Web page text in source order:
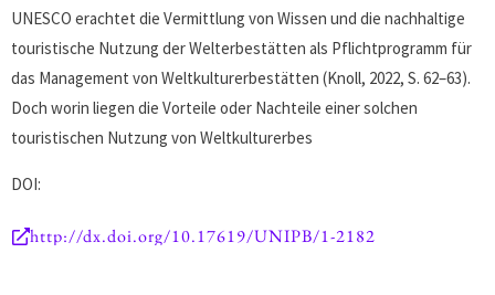
UNESCO erachtet die Vermittlung von Wissen und die nachhaltige
touristische Nutzung der Welterbestätten als Pflichtprogramm für
das Management von Weltkulturerbestätten (Knoll, 2022, S. 62–63).
Doch worin liegen die Vorteile oder Nachteile einer solchen
touristischen Nutzung von Weltkulturerbes
DOI:
http://dx.doi.org/10.17619/UNIPB/1-2182